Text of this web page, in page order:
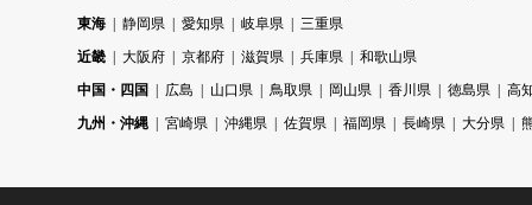
東海
静岡県 愛知県 岐阜県
三重県
近畿
大阪府 京都府 滋賀県 兵庫県
和歌山県
中国・四国
広島 山口県 鳥取県 岡山県 香川県 徳島県
高
九州・沖縄
宮崎県 沖縄県 佐賀県 福岡県 長崎県 大分県